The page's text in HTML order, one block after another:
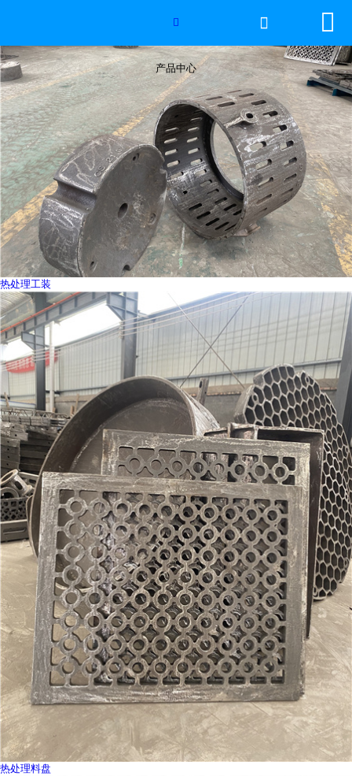
网站首页
2026年国际足联世界杯
产品中心
服务优势
新闻资讯
工程案例
厂容厂景
荣誉资质
联系我们

产品中心
 
热处理工装
热处理料盘